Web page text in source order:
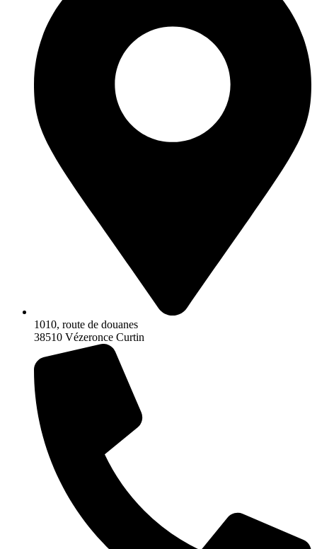
1010, route de douanes
38510 Vézeronce Curtin